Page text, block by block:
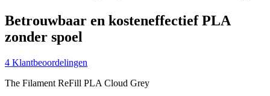
Betrouwbaar en kosteneffectief PLA
zonder spoel
4 Klantbeoordelingen
The Filament ReFill PLA Cloud Grey